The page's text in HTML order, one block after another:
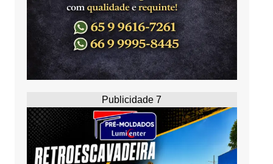
Publicidade 7